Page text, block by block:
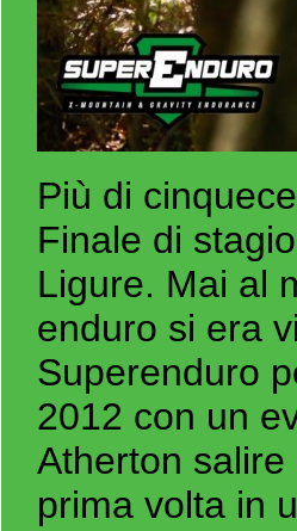
Più di
Finale di
Ligure. Mai al
enduro si era
Superenduro
2012 con un
Atherton
prima volta in